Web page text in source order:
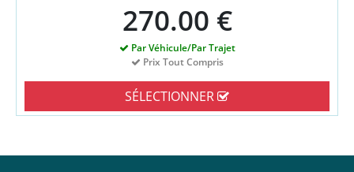
270.00 €
Par Véhicule/Par Trajet
Prix Tout Compris
SÉLECTIONNER